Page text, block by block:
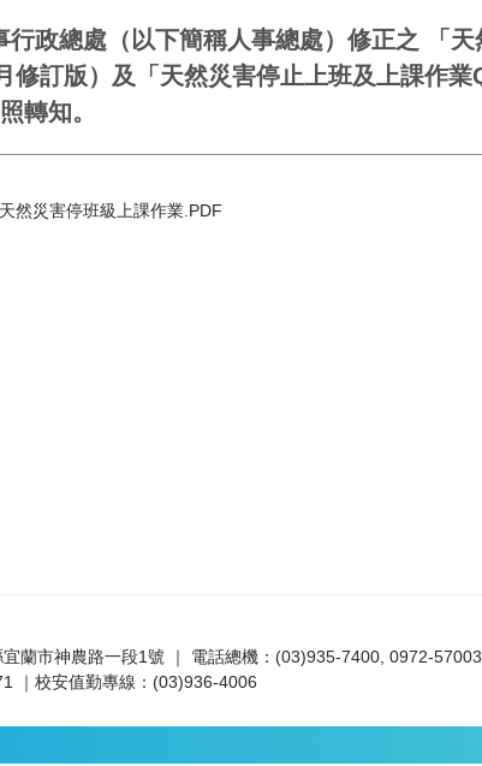
行政總處（以下簡稱人事總處）修正之 「天
修訂版）及「天然災害停止上班及上課作
轉知。
然災害停班級上課作業.PDF
蘭市神農路一段1號 ｜ 電話總機：(03)935-7400, 0972-
｜校安值勤專線：(03)936-4006